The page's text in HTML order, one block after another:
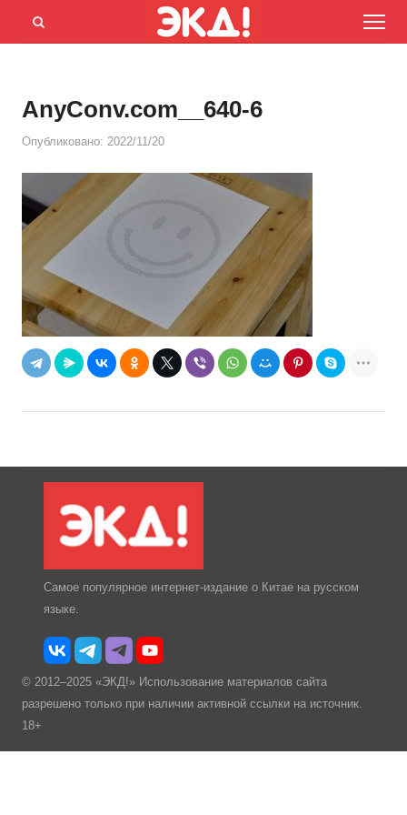
Menu
Открыть
AnyConv.com__640-6
Опубликовано: 2022/11/20
Самое популярное интернет-издание о Китае на русском
языке.
© 2012–2025 «ЭКД!» Использование материалов сайта
разрешено только при наличии активной ссылки на источник.
18+